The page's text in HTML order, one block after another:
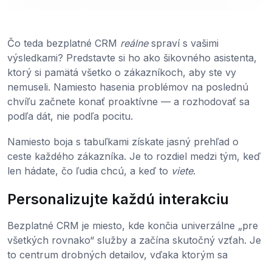
Čo teda bezplatné CRM reálnespraví s vašimi
výsledkami? Predstavte si ho ako šikovného asistenta,
ktorý si pamätá všetko o zákazníkoch, aby ste vy
nemuseli. Namiesto hasenia problémov na poslednú
chvíľu začnete konať proaktívne — a rozhodovať sa
podľa dát, nie podľa pocitu.
Namiesto boja s tabuľkami získate jasný prehľad o
ceste každého zákazníka. Je to rozdiel medzi tým, keď
len hádate, čo ľudia chcú, a keď to viete.
Personalizujte každú interakciu
Bezplatné CRM je miesto, kde končia univerzálne „pre
všetkých rovnako“ služby a začína skutočný vzťah. Je
to centrum drobných detailov, vďaka ktorým sa